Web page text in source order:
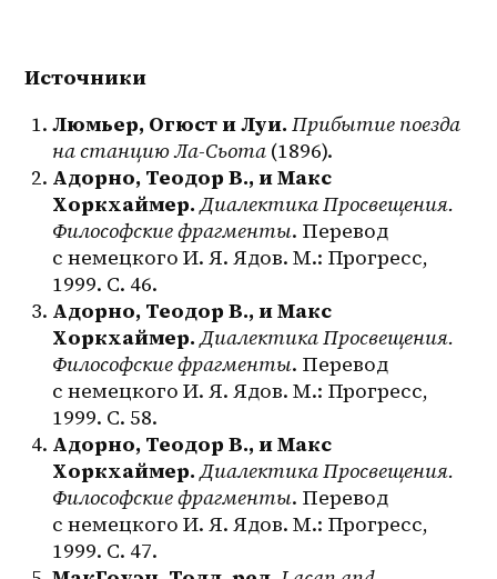
Источники
Люмьер, Огюст и Луи. Прибытие поезда
на станцию Ла-Сьота (1896).
Адорно, Теодор В., и Макс
Хоркхаймер. Диалектика Просвещения.
Философские фрагменты. Перевод
с немецкого И. Я. Ядов. М.: Прогресс,
1999. С. 46.
Адорно, Теодор В., и Макс
Хоркхаймер. Диалектика Просвещения.
Философские фрагменты. Перевод
с немецкого И. Я. Ядов. М.: Прогресс,
1999. С. 58.
Адорно, Теодор В., и Макс
Хоркхаймер. Диалектика Просвещения.
Философские фрагменты. Перевод
с немецкого И. Я. Ядов. М.: Прогресс,
1999. С. 47.